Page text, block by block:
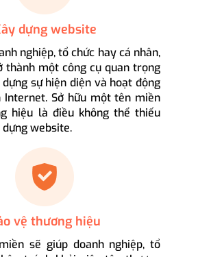
dựng website
nghiệp, tổ chức hay cá nhân,
thành một công cụ quan trọng
sự hiện diện và hoạt động
Internet. Sở hữu một tên miền
hiệu là điều không thể thiếu
website.
vệ thương hiệu
sẽ giúp doanh nghiệp, tổ